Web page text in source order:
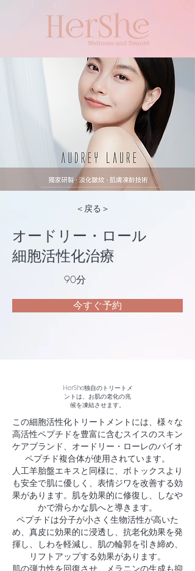
＜戻る＞
オードリー・ロール
細胞活性化治療
90分
今すぐ予約
HerShe独自のトリートメ
ントは、お肌の老化の兆
候を凍結させます。
この細胞活性化トリートメントには、様々な
高活性ペプチドを豊富に含むスイスのスキン
ケアブランド、オードリー・ローレのバイオ
ペプチド複合体が使用されています。
人工羊胎盤エキスと同様に、ボトックスより
も安全で肌に優しく、表情ジワを改善する効
果があります。肌を効果的に修復し、しなや
かで滑らかな肌へと導きます。
ペプチドは分子が小さく生物活性が高いた
め、真皮に効果的に浸透し、抗老化効果を発
揮し、しわを軽減し、肌の輪郭を引き締め、
リフトアップする効果があります。
肌の弾力性を回復させ、メラニンの生成も抑